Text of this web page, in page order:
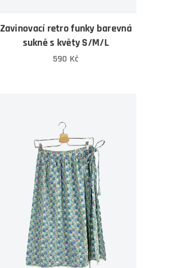
Zavinovací retro funky barevná
sukně s květy S/M/L
590 Kč